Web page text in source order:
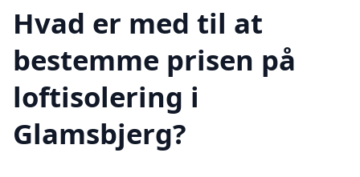
Hvad er med til at
bestemme prisen på
loftisolering i
Glamsbjerg?